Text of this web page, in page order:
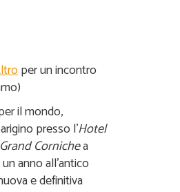
per un incontro
il mondo,
presso l’Hotel
Cornichea
anno all’antico
e definitiva